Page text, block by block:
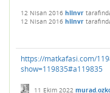
12 Nisan 2016 hllnvr
12 Nisan 2016 hllnvr
https://matkafasi.com/
show=119835#a119835
11 Ekim 2022